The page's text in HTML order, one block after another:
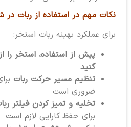
نکات مهم در استفاده از ربات
برای عملکرد بهینه ربات استخر:
پیش از استفاده، استخر را
کنید
تنظیم مسیر حرکت ربات
ضروری است
تخلیه و تمیز کردن فیلتر
برای حفظ کارایی لازم است